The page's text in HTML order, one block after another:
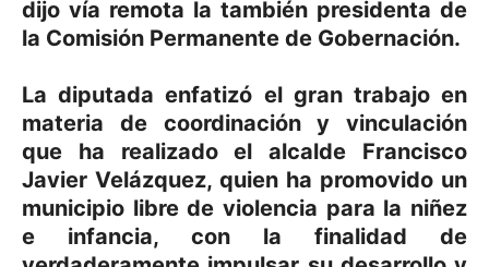
dijo vía remota la también presidenta de
la Comisión Permanente de Gobernación.
La diputada enfatizó el gran trabajo en
materia de coordinación y vinculación
que ha realizado el alcalde Francisco
Javier Velázquez, quien ha promovido un
municipio libre de violencia para la niñez
e infancia, con la finalidad de